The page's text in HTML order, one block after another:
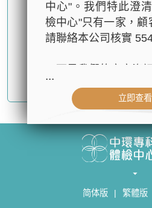
简体版 | 繁體版
中心"。我們特此澄
檢中心"只有一家，顧
請聯絡本公司核實
- 公司名稱：中環專
Central Health Center
心42樓4203室（
- 服務熱線：(852)
- 電子郵箱：
...
立即查看